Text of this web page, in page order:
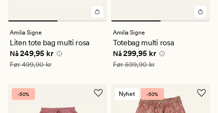
Amilia Signe
Liten tote bag multi rosa
Nåværende pris
Nå249,95 kr
Vanlig pris 499,90 kr
Før499,90 kr
Amilia Signe
Totebag multi rosa
Nåværende pris
Nå299,95 kr
Vanlig pris 599,90 kr
Før599,90 kr
-50% Nyhet -50%